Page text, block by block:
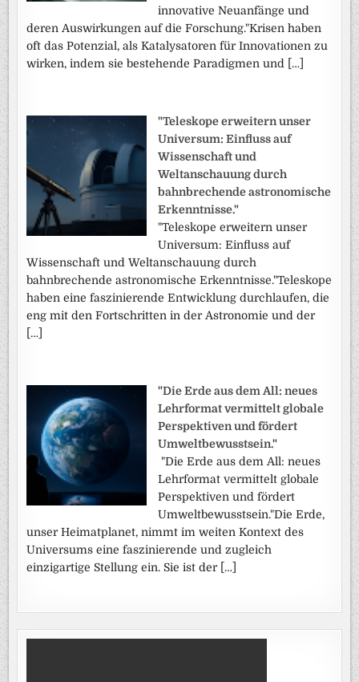
innovative Neuanfänge und
deren Auswirkungen auf die Forschung."Krisen haben
oft das Potenzial, als Katalysatoren für Innovationen zu
wirken, indem sie bestehende Paradigmen und […]
"Teleskope erweitern unser
Universum: Einfluss auf
Wissenschaft und
Weltanschauung durch
bahnbrechende astronomische
Erkenntnisse."
"Teleskope erweitern unser
Universum: Einfluss auf
Wissenschaft und Weltanschauung durch
bahnbrechende astronomische Erkenntnisse."Teleskope
haben eine faszinierende Entwicklung durchlaufen, die
eng mit den Fortschritten in der Astronomie und der
[…]
"Die Erde aus dem All: neues
Lehrformat vermittelt globale
Perspektiven und fördert
Umweltbewusstsein."
"Die Erde aus dem All: neues
Lehrformat vermittelt globale
Perspektiven und fördert
Umweltbewusstsein."Die Erde,
unser Heimatplanet, nimmt im weiten Kontext des
Universums eine faszinierende und zugleich
einzigartige Stellung ein. Sie ist der […]